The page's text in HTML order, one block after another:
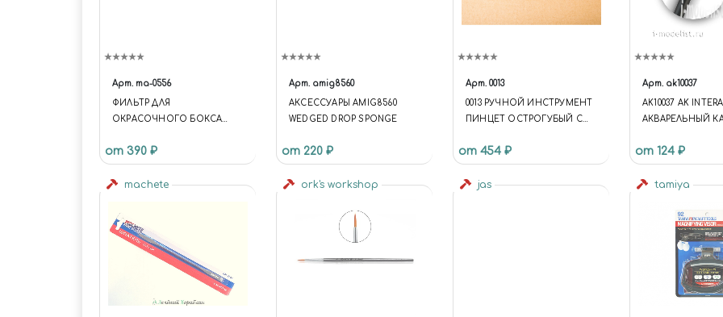
Арт. ma-0556
ФИЛЬТР ДЛЯ
ОКРАСОЧНОГО БОКСА
от 390 ₽
Арт. amig8560
АКСЕССУАРЫ AMIG8560
WEDGED DROP SPONGE
от 220 ₽
Арт. 0013
0013 РУЧНОЙ ИНСТРУМЕНТ
ПИНЦЕТ ОСТРОГУБЫЙ С
от 454 ₽
Арт. ak10037
AK10037 AK
АКВАРЕЛЬНЫЙ
PENCIL COPPER
от 124 ₽
machete ork's workshop jas tamiya